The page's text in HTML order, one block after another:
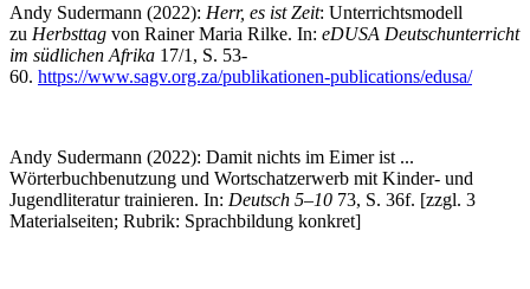
Andy Sudermann (2022): Herr, es ist Zeit: Unterrichtsmodell
zu Herbsttag von Rainer Maria Rilke. In: eDUSA Deutschunterricht
im südlichen Afrika 17/1, S. 53-
60. https://www.sagv.org.za/publikationen-publications/edusa/
Andy Sudermann (2022): Damit nichts im Eimer ist ...
Wörterbuchbenutzung und Wortschatzerwerb mit Kinder- und
Jugendliteratur trainieren. In: Deutsch 5–10 73, S. 36f. [zzgl. 3
Materialseiten; Rubrik: Sprachbildung konkret]